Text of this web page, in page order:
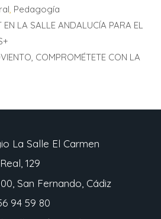
Pedagogía
LA SALLE ANDALUCÍA PARA EL
COMPROMÉTETE CON LA
La Salle El Carmen
129
San Fernando, Cádiz
94 59 80